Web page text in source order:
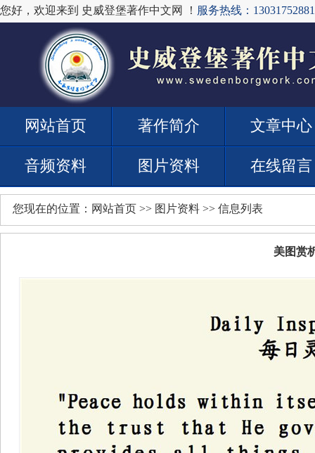
您好，欢迎来到 史威登堡著作中文网 ！ 服务热线：13031752881
网站首页 著作简介 文章中心
音频资料 图片资料 在线留言
您现在的位置： 网站首页 >> 图片资料 >> 信息列表
美图赏